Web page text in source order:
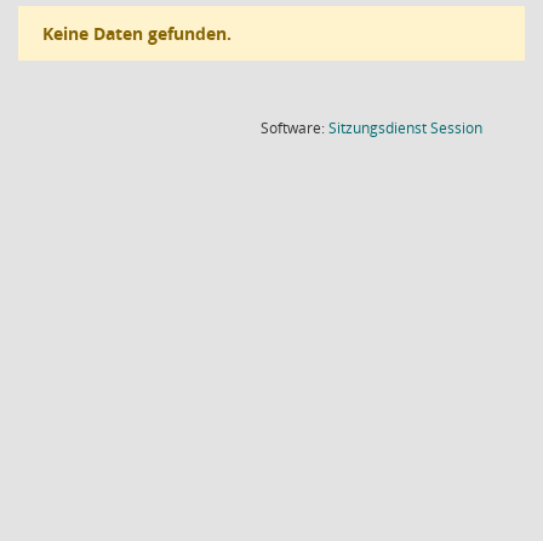
Keine Daten gefunden.
Software:SitzungsdienstSession(Wird in